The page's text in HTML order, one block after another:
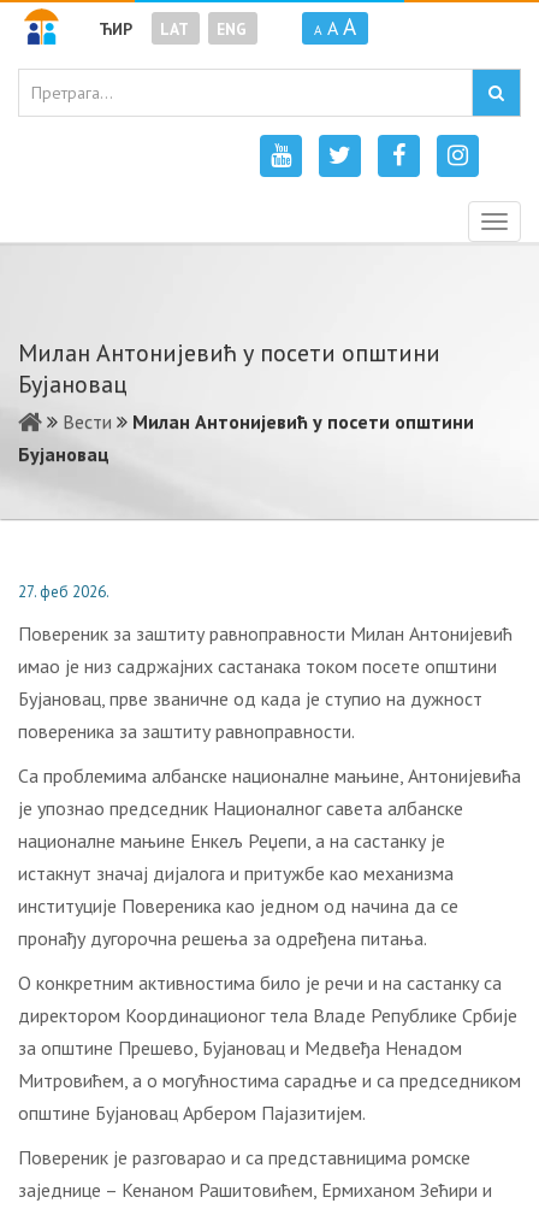
ЋИР LAT ENG A A A
Милан Антонијевић у посети општини
Бујановац
Вести
Милан Антонијевић у посети општини
Бујановац
27. феб 2026.
Повереник за заштиту равноправности Милан Антонијевић
имао је низ садржајних састанака током посете општини
Бујановац, прве званичне од када је ступио на дужност
повереника за заштиту равноправности.
Са проблемима албанске националне мањине, Антонијевића
је упознао председник Националног савета албанске
националне мањине Енкељ Реџепи, а на састанку је
истакнут значај дијалога и притужбе као механизма
институције Повереника као једном од начина да се
пронађу дугорочна решења за одређена питања.
О конкретним активностима било је речи и на састанку са
директором Координационог тела Владе Републике Србије
за општине Прешево, Бујановац и Медвеђа Ненадом
Митровићем, а о могућностима сарадње и са председником
општине Бујановац Арбером Пајазитијем.
Повереник је разговарао и са представницима ромске
заједнице – Кенаном Рашитовићем, Ермиханом Зећири и